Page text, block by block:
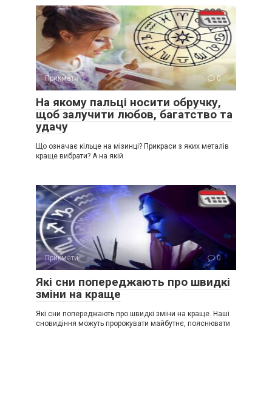
Прикмети 0
На якому пальці носити обручку,
щоб залучити любов, багатство та
удачу
Що означає кільце на мізинці? Прикраси з яких металів
краще вибрати? А на якій
Прикмети 0
Які сни попереджають про швидкі
зміни на краще
Які сни попереджають про швидкі зміни на краще. Наші
сновидіння можуть пророкувати майбутнє, пояснювати